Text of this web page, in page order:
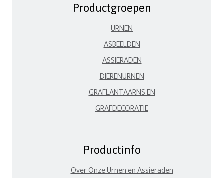
Productgroepen
URNEN
ASBEELDEN
ASSIERADEN
DIERENURNEN
GRAFLANTAARNS EN
GRAFDECORATIE
Productinfo
Over Onze Urnen en Assieraden